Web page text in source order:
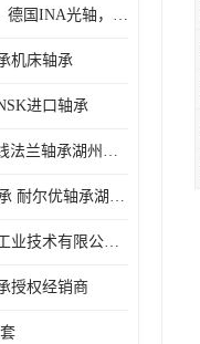
口轴承
德国INA轴，德国INA光轴，德国依纳光轴
机床轴承
进口轴承
美国KBS直线法兰轴承湖州KBS轴承
德国NEY轴承 耐尔优轴承湖州代理商
湖州恩斯凯工业技术有限公司NSK轴承*经销商
授权经销商